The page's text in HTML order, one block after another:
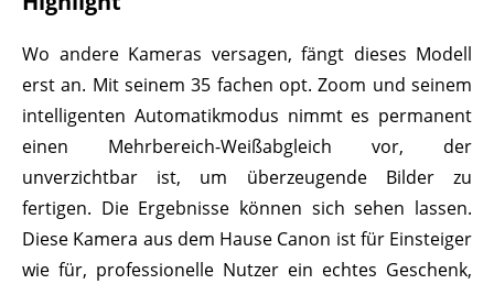
Wo andere Kameras versagen, fängt dieses Modell
erst an. Mit seinem 35 fachen opt. Zoom und seinem
intelligenten Automatikmodus nimmt es permanent
einen Mehrbereich-Weißabgleich vor, der
unverzichtbar ist, um überzeugende Bilder zu
fertigen. Die Ergebnisse können sich sehen lassen.
Diese Kamera aus dem Hause Canon ist für Einsteiger
wie für, professionelle Nutzer ein echtes Geschenk,